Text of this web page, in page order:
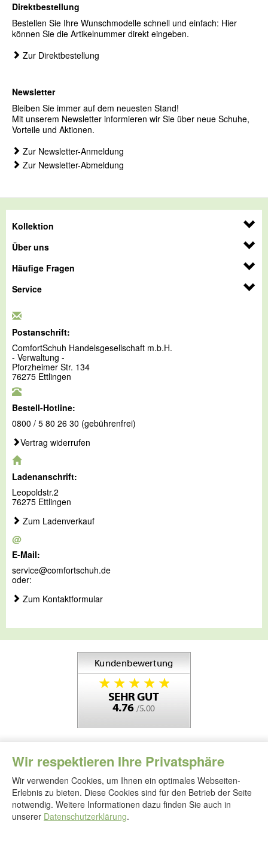
Wir respektieren Ihre Privatsphäre
Wir verwenden Cookies, um Ihnen ein optimales Webseiten-
Erlebnis zu bieten. Diese Cookies sind für den Betrieb der Seite
notwendig. Weitere Informationen dazu finden Sie auch in
unserer Datenschutzerklärung.
Direktbestellung
Bestellen Sie Ihre Wunschmodelle schnell und einfach: Hier
können Sie die Artikelnummer direkt eingeben.
Zur Direktbestellung
Newsletter
Bleiben Sie immer auf dem neuesten Stand!
Mit unserem Newsletter informieren wir Sie über neue Schuhe,
Vorteile und Aktionen.
Zur Newsletter-Anmeldung
Zur Newsletter-Abmeldung
Kollektion
Über uns
Häufige Fragen
Service
Postanschrift:
ComfortSchuh Handelsgesellschaft m.b.H.
- Verwaltung -
Pforzheimer Str. 134
76275 Ettlingen
Bestell-Hotline:
0800 / 5 80 26 30 (gebührenfrei)
Vertrag widerrufen
Ladenanschrift:
Leopoldstr.2
76275 Ettlingen
Zum Ladenverkauf
@
E-Mail:
service@comfortschuh.de
oder:
Zum Kontaktformular
Folgen